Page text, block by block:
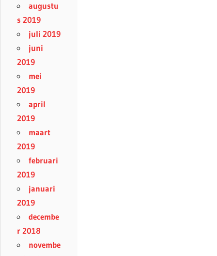
augustu
s 2019
juli 2019
juni
2019
mei
2019
april
2019
maart
2019
februari
2019
januari
2019
decembe
r 2018
novembe